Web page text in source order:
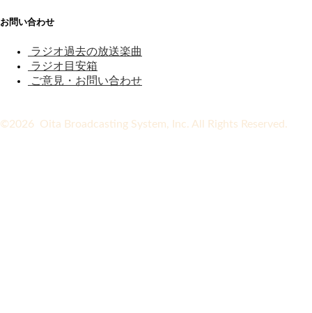
お問い合わせ
ラジオ過去の放送楽曲
ラジオ目安箱
ご意見・お問い合わせ
©2026 Oita Broadcasting System, Inc. All Rights Reserved.